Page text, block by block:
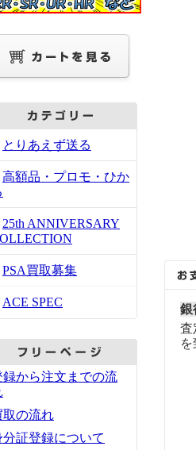
とりあえず送る
高額品・プロモ・ひか
25th ANNIVERSARY
PSA買取募集
ACE SPEC
録から注文までの流
取の流れ
分証登録について
銀
査
を